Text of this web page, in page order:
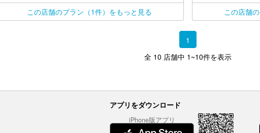
この店舗のプラン（1件）をもっと見る この店舗
1
全 10 店舗中 1~10件を表示
アプリをダウンロード
iPhone版アプリ